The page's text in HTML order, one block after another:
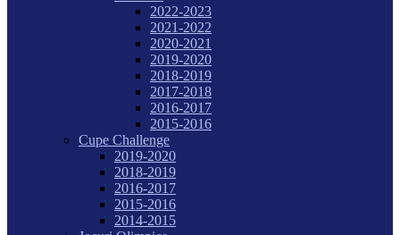
2022-2023
2021-2022
2020-2021
2019-2020
2018-2019
2017-2018
2016-2017
2015-2016
Cupe Challenge
2019-2020
2018-2019
2016-2017
2015-2016
2014-2015